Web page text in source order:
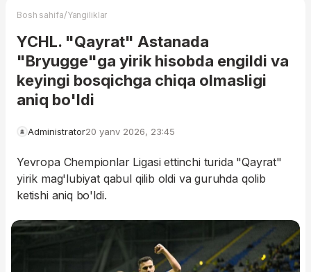
Bosh sahifa/Yangiliklar
YCHL. "Qayrat" Astanada
"Bryugge"ga yirik hisobda engildi va
keyingi bosqichga chiqa olmasligi
aniq bo'ldi
Administrator20 yanv 2026, 23:45
Yevropa Chempionlar Ligasi ettinchi turida "Qayrat"
yirik mag'lubiyat qabul qilib oldi va guruhda qolib
ketishi aniq bo'ldi.